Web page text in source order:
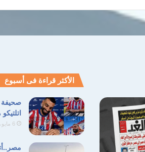
الأكثر قراءة فى أسبوع
صحيفة
6 مايو، 2026